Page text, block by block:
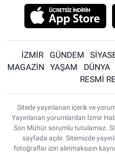
İZMİR GÜNDEM
MAGAZİN
YAŞAM DÜNYA
RESMİ
Sitede yayınlanan içerik ve
Yayınlanan yorumlardan İzmir
Son Mühür sorumlu tutulamaz.
sayfada açılır. Sitemizde
fotoğraflar izin alınmaksızın